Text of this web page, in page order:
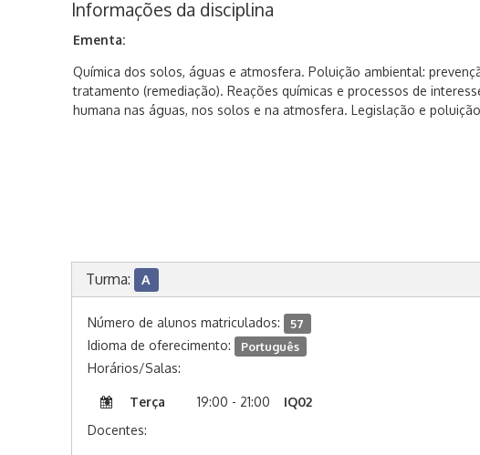
Informações da disciplina
Ementa:
Química dos solos, águas e atmosfera. Poluição ambiental:
tratamento (remediação). Reações químicas e processos de
humana nas águas, nos solos e na atmosfera. Legislação e
Turma: A
Número de alunos matriculados: 57
Idioma de oferecimento: Português
Horários/Salas:
Terça 19:00 - 21:00
IQ02
Docentes: